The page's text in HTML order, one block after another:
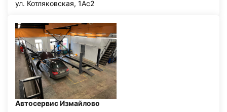
ул. Котляковская, 1Ас2
Автосервис Измайлово